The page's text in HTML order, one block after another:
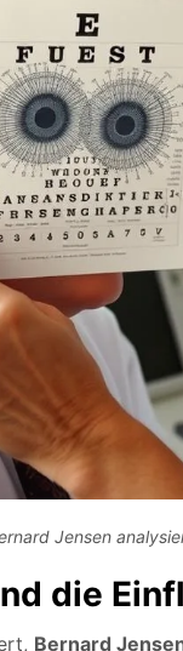
Jensen
die
Bernard